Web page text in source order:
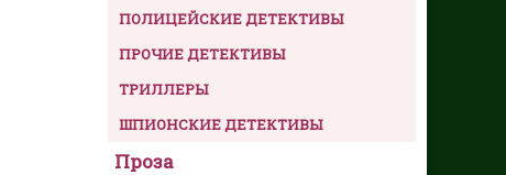
ПОЛИЦЕЙСКИЕ ДЕТЕКТИВЫ
ПРОЧИЕ ДЕТЕКТИВЫ
ТРИЛЛЕРЫ
ШПИОНСКИЕ ДЕТЕКТИВЫ
Проза